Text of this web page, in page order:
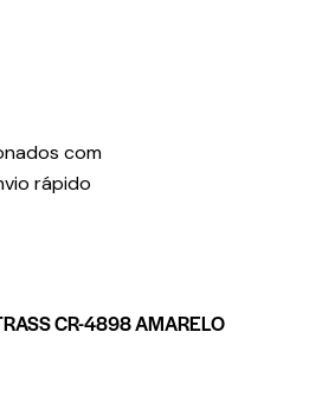
com
rápido
CR-4898 AMARELO